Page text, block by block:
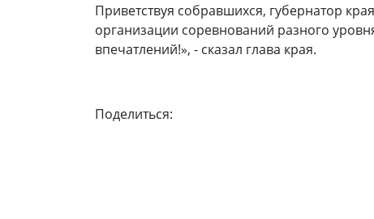
Приветствуя собравшихся, губернатор
организации соревнований разного
впечатлений!», - сказал глава края.
Поделиться: